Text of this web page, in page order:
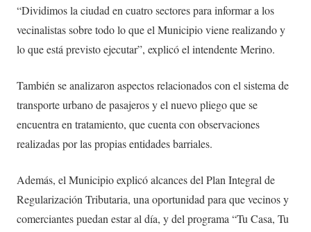
“Dividimos la ciudad en cuatro sectores para informar a los
vecinalistas sobre todo lo que el Municipio viene realizando y
lo que está previsto ejecutar”, explicó el intendente Merino.
También se analizaron aspectos relacionados con el sistema de
transporte urbano de pasajeros y el nuevo pliego que se
encuentra en tratamiento, que cuenta con observaciones
realizadas por las propias entidades barriales.
Además, el Municipio explicó alcances del Plan Integral de
Regularización Tributaria, una oportunidad para que vecinos y
comerciantes puedan estar al día, y del programa “Tu Casa, Tu